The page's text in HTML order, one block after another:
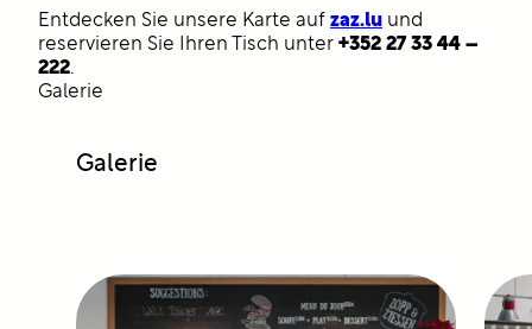
Entdecken Sie unsere Karte auf zaz.lu und
reservieren Sie Ihren Tisch unter +352 27 33 44 –
222.
Galerie
Galerie